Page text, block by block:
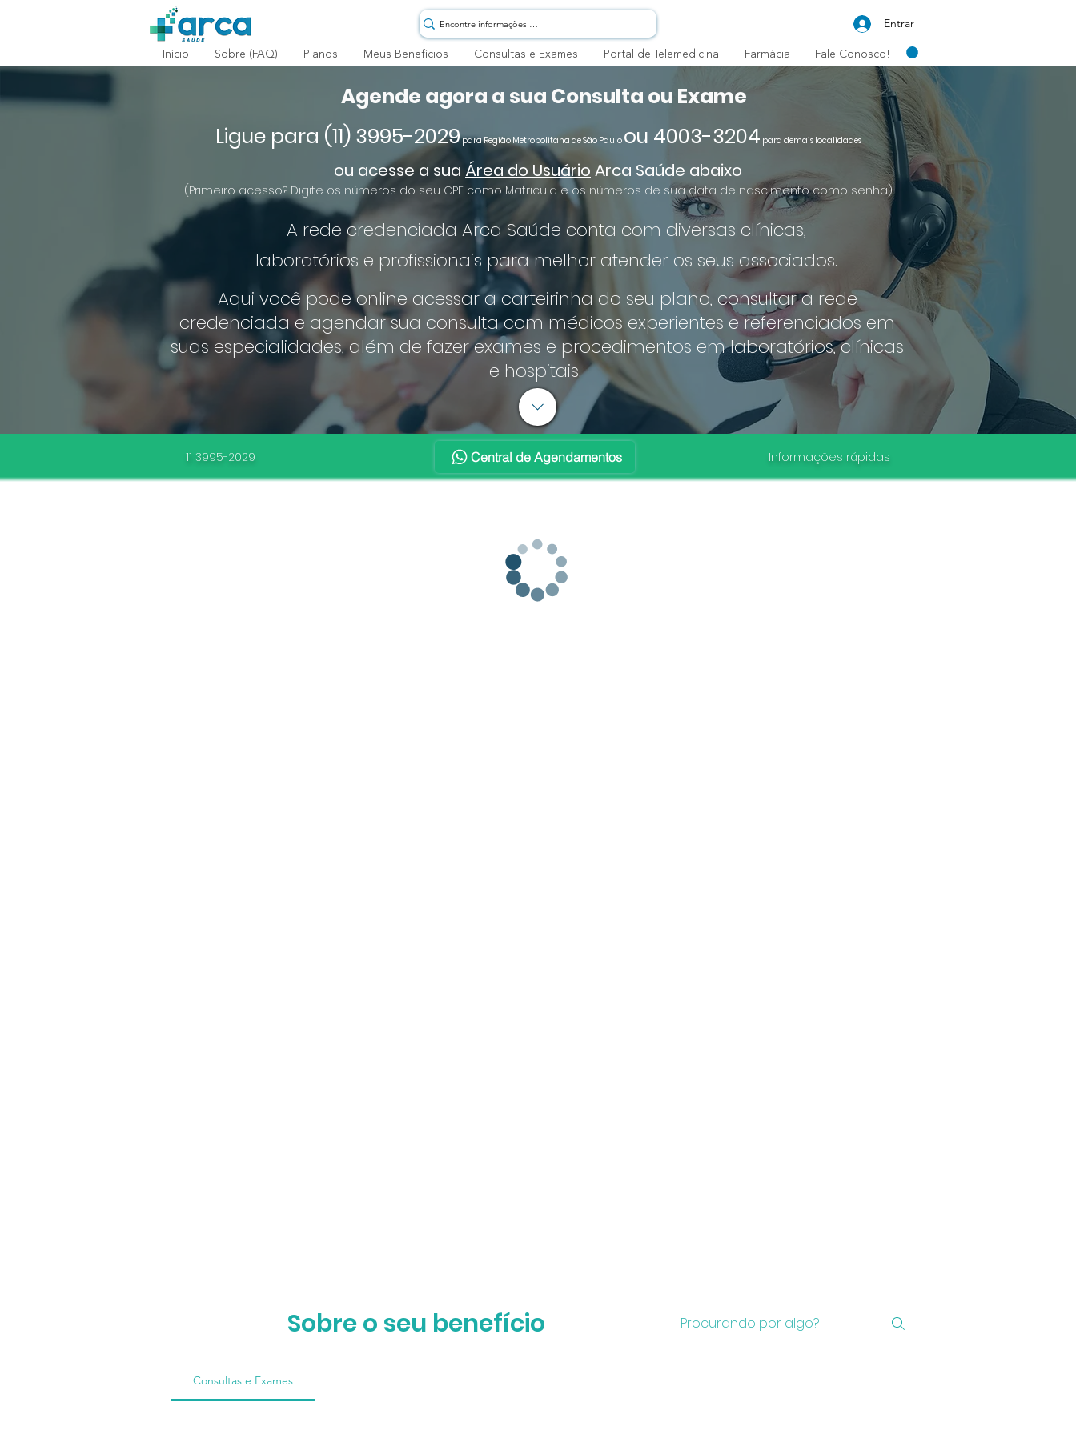
Entrar
Início Sobre (FAQ) Planos Meus Benefícios Consultas e Exames Portal de Telemedicina Farmácia Fale Conosco!
11 3995-2029 Central de Agendamentos Informações rápidas
Agende agora a sua Consulta ou Exame
Ligue para (11) 3995-2029para Região Metropolitana de São Paulo ou 4003-3204 para demais localidades
ou acesse a sua Área do Usuário Arca Saúde abaixo
(Primeiro acesso? Digite os números do seu CPF como Matricula e os números de sua data de nascimento como senha)
A rede credenciada Arca Saúde conta com diversas clínicas,
laboratórios e profissionais para melhor atender os seus associados.
Aqui você pode online acessar a carteirinha do seu plano, consultar a rede
credenciada e agendar sua consulta com médicos experientes e referenciados em
suas especialidades, além de fazer exames e procedimentos em laboratórios, clínicas
e hospitais.
Sobre o seu benefício
Consultas e Exames